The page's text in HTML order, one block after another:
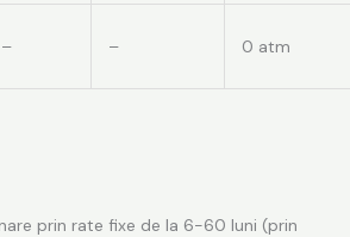
– – 0 atm
prin rate fixe de la 6-60 luni (prin